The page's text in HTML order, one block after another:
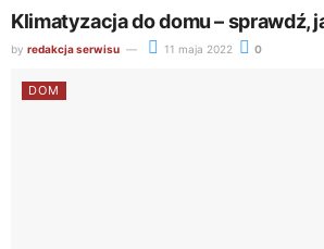
Klimatyzacja do domu – sprawdź,
by redakcja serwisu 11 maja 2022 0
DOM